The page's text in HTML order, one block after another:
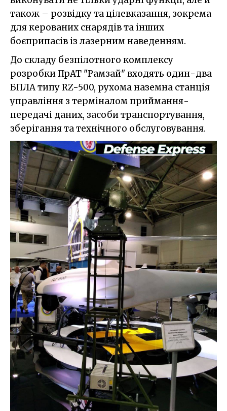
також – розвідку та цілевказання, зокрема
для керованих снарядів та інших
боєприпасів із лазерним наведенням.
До складу безпілотного комплексу
розробки ПрАТ "Рамзай" входять один-два
БПЛА типу RZ-500, рухома наземна станція
управління з терміналом приймання-
передачі даних, засоби транспортування,
зберігання та технічного обслуговування.